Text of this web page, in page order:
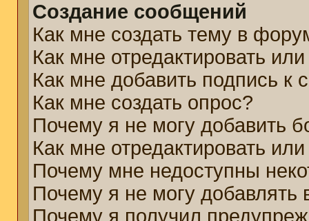
Создание сообщений
Как мне создать тему в
Как мне отредактировать
Как мне добавить подпись
Как мне создать опрос?
Почему я не могу добавить
Как мне отредактировать
Почему мне недоступны
Почему я не могу добавлять
Почему я получил